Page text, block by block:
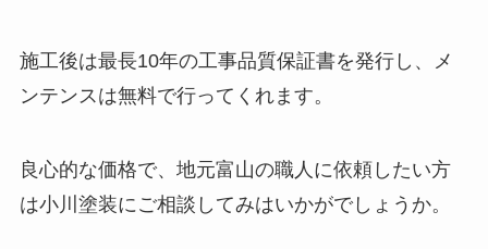
施工後は最長10年の工事品質保証書を発行し、メ
ンテンスは無料で行ってくれます。
良心的な価格で、地元富山の職人に依頼したい方
は小川塗装にご相談してみはいかがでしょうか。